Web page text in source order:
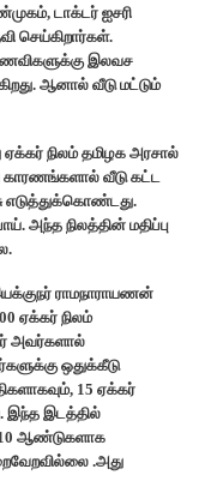
டாக்டர் ஐசரி
செய்கிறார்கள்.
இலவச
ஆனால் வீடு மட்டும்
நிலம் தமிழக அரசால்
காரணங்களால் வீடு கட்ட
அந்த நிலத்தின் மதிப்பு
ராமநாராயணன்
ஏக்கர் நிலம்
அவர்களால்
ஒதுக்கீடு
15 ஏக்கர்
இந்த இடத்தில்
10 ஆண்டுகளாக
.அது